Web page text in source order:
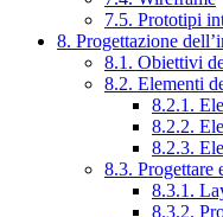
7.5. Prototipi
8. Progettazione
8.1. Obiettivi
8.2. Elementi
8.2.1.
8.2.2.
8.2.3.
8.3. Progettare
8.3.1.
8.3.2.